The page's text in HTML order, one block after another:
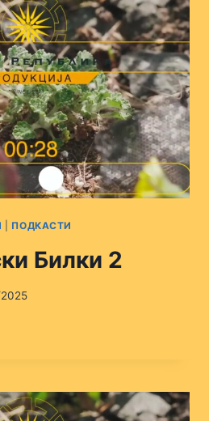
ПОДКАСТИ
Билки 2